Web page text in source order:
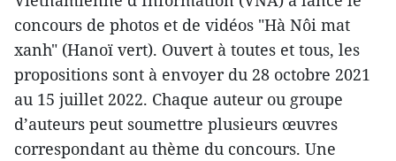
concours de photos et de vidéos "Hà Nôi mat
xanh" (Hanoï vert). Ouvert à toutes et tous, les
propositions sont à envoyer du 28 octobre 2021
au 15 juillet 2022. Chaque auteur ou groupe
d’auteurs peut soumettre plusieurs œuvres
correspondant au thème du concours. Une